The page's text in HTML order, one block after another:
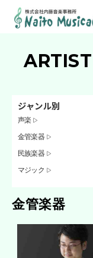
ENTERPRISES
ARTIST
ジャンル別
声楽
金管楽器
民族楽器
マジック
金管楽器